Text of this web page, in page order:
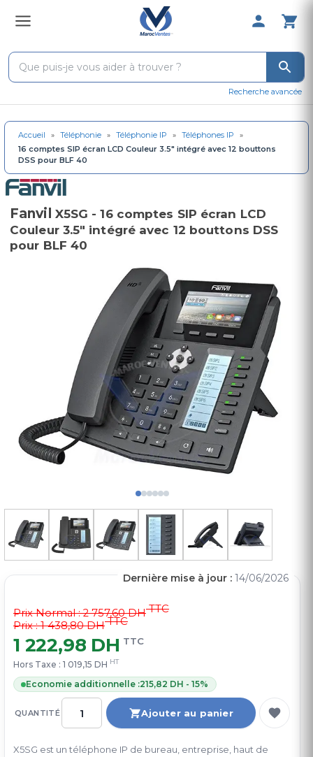
0 Produit
Recherche avancée
Accueil » Téléphonie » Téléphonie IP » Téléphones IP
»
16 comptes SIP écran LCD Couleur 3.5" intégré avec 12 bouttons
DSS pour BLF 40
Fanvil X5SG - 16 comptes SIP écran LCD
Couleur 3.5" intégré avec 12 bouttons DSS
pour BLF 40
QUANTITÉ Ajouter au panier
Prix Normal :2 757,60 DHTTC
Prix : 1 438,80 DHTTC
1 222,98 DH TTC
Hors Taxe : 1 019,15 DH HT
Economie additionnelle :215,82 DH - 15%
X5SG est un téléphone IP de bureau, entreprise, haut de
Dernière mise à jour : 14/06/2026